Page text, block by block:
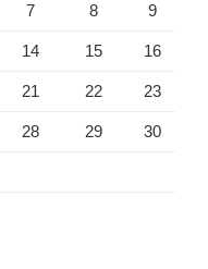
7 8 9
14 15 16
21 22 23
28 29 30